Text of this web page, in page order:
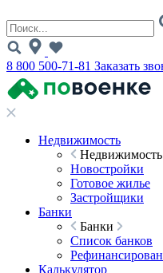
8 800 500-71-81 Заказать
Недвижимость
Недвижимость
Новостройки
Готовое жилье
Застройщики
Банки
Банки
Список банков
Калькулятор